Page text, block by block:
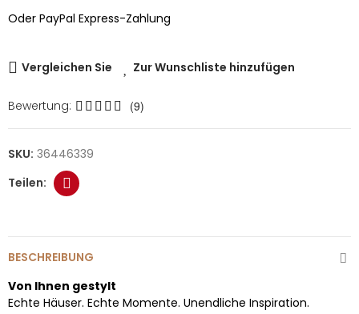
Oder PayPal Express-Zahlung
Vergleichen Sie Zur Wunschliste hinzufügen
Bewertung: (9)
SKU: 36446339
BESCHREIBUNG
Von Ihnen gestylt
Echte Häuser. Echte Momente. Unendliche Inspiration.